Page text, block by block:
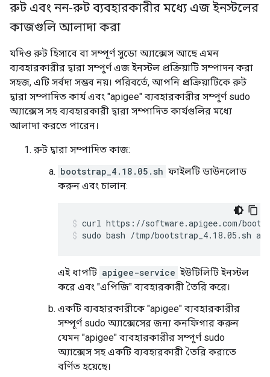
রুট এবং নন-রুট ব্যবহারকারীর মধ্যে এজ ইনস্টলের
কাজগুলি আলাদা করা
যদিও রুট হিসাবে বা সম্পূর্ণ সুডো অ্যাক্সেস আছে এমন
ব্যবহারকারীর দ্বারা সম্পূর্ণ এজ ইনস্টল প্রক্রিয়াটি সম্পাদন করা
সহজ, এটি সর্বদা সম্ভব নয়। পরিবর্তে, আপনি প্রক্রিয়াটিকে রুট
দ্বারা সম্পাদিত কার্য এবং "apigee" ব্যবহারকারীর সম্পূর্ণ sudo
অ্যাক্সেস সহ ব্যবহারকারী দ্বারা সম্পাদিত কার্যগুলির মধ্যে
আলাদা করতে পারেন।
রুট দ্বারা সম্পাদিত কাজ:
bootstrap_4.18.05.sh ফাইলটি ডাউনলোড
করুন এবং চালান:
sudo bash /tmp/bootstrap_4.18.05.sh
এই ধাপটি apigee-service ইউটিলিটি ইনস্টল
করে এবং "এপিজি" ব্যবহারকারী তৈরি করে।
একটি ব্যবহারকারীকে "apigee" ব্যবহারকারীর
সম্পূর্ণ sudo অ্যাক্সেসের জন্য কনফিগার করুন
যেমন "apigee" ব্যবহারকারীর সম্পূর্ণ sudo
অ্যাক্সেস সহ একটি ব্যবহারকারী তৈরি করাতে
বর্ণিত হয়েছে।